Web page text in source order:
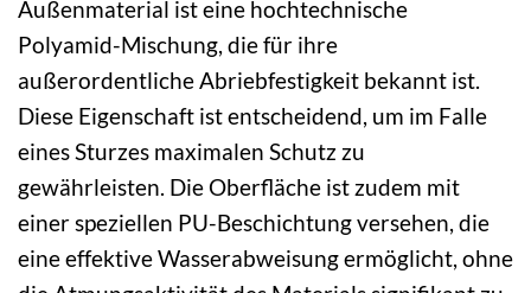
Außenmaterial ist eine hochtechnische
Polyamid-Mischung, die für ihre
außerordentliche Abriebfestigkeit bekannt ist.
Diese Eigenschaft ist entscheidend, um im Falle
eines Sturzes maximalen Schutz zu
gewährleisten. Die Oberfläche ist zudem mit
einer speziellen PU-Beschichtung versehen, die
eine effektive Wasserabweisung ermöglicht, ohne